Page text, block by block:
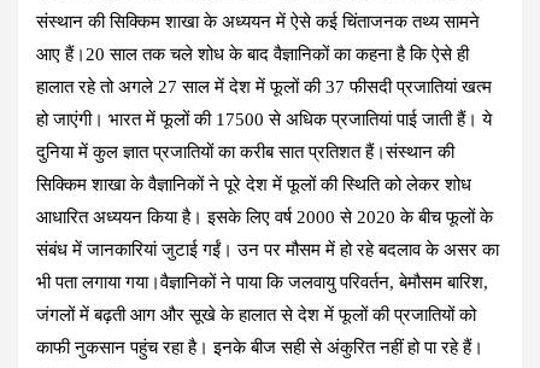
संस्थान की सिक्किम शाखा के अध्ययन में ऐसे कई चिंताजनक तथ्य सामने
आए हैं।20 साल तक चले शोध के बाद वैज्ञानिकों का कहना है कि ऐसे ही
हालात रहे तो अगले 27 साल में देश में फूलों की 37 फीसदी प्रजातियां खत्म
हो जाएंगी। भारत में फूलों की 17500 से अधिक प्रजातियां पाई जाती हैं। ये
दुनिया में कुल ज्ञात प्रजातियों का करीब सात प्रतिशत हैं।संस्थान की
सिक्किम शाखा के वैज्ञानिकों ने पूरे देश में फूलों की स्थिति को लेकर शोध
आधारित अध्ययन किया है। इसके लिए वर्ष 2000 से 2020 के बीच फूलों के
संबंध में जानकारियां जुटाई गईं। उन पर मौसम में हो रहे बदलाव के असर का
भी पता लगाया गया।वैज्ञानिकों ने पाया कि जलवायु परिवर्तन, बेमौसम बारिश,
जंगलों में बढ़ती आग और सूखे के हालात से देश में फूलों की प्रजातियों को
काफी नुकसान पहुंच रहा है। इनके बीज सही से अंकुरित नहीं हो पा रहे हैं।